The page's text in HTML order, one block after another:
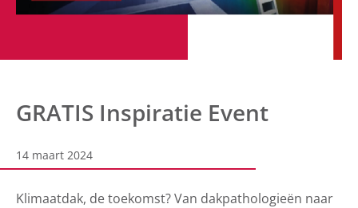
GRATIS Inspiratie Event
14 maart 2024
Klimaatdak, de toekomst? Van dakpathologieën naar